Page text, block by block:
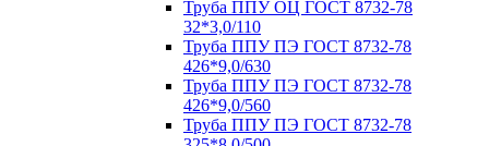
Труба ППУ ОЦ ГОСТ 8732-78
32*3,0/110
Труба ППУ ПЭ ГОСТ 8732-78
426*9,0/630
Труба ППУ ПЭ ГОСТ 8732-78
426*9,0/560
Труба ППУ ПЭ ГОСТ 8732-78